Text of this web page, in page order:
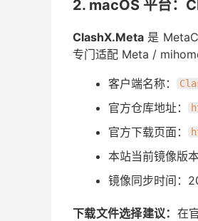
2. macOS 平台：
ClashX.Meta 是
专门适配 Meta /
客户端名称：
官方仓库地址：
官方下载页面：
本站当前镜像版本
镜像同步时间：
下载文件选择建议： 在